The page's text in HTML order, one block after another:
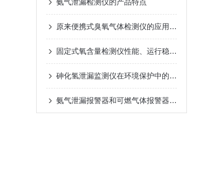
氨气泄漏检测仪的产品特点
原来便携式臭氧气体检测仪的应用如此广泛！
固定式氧含量检测仪性能、运行稳定可靠
砷化氢泄漏监测仪在环境保护中的应用
氨气泄漏报警器和可燃气体报警器的区别